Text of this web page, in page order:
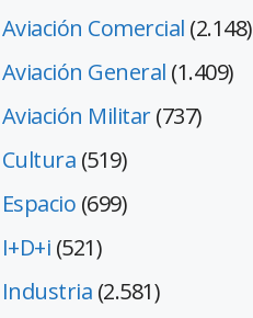
Aviación Comercial (2.148)
Aviación General (1.409)
Aviación Militar(737)
Cultura (519)
Espacio (699)
I+D+i (521)
Industria (2.581)